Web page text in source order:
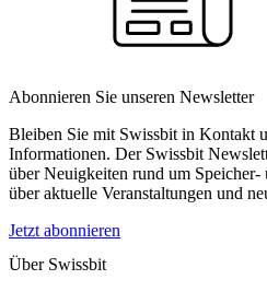
Abonnieren Sie unseren Newsletter
Bleiben Sie mit Swissbit in Kontakt
Informationen. Der Swissbit
über Neuigkeiten rund um
über aktuelle Veranstaltungen und
Jetzt abonnieren
Über Swissbit